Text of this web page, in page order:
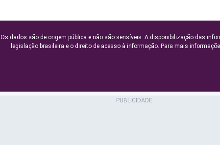
Os dados são de origem pública e não são sensíveis. A disponibilização das
legislação brasileira e o direito de acesso à informação. Para mais